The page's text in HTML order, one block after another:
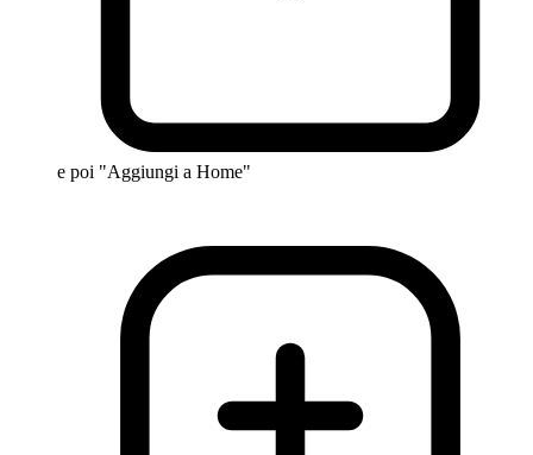
e poi "Aggiungi a Home"